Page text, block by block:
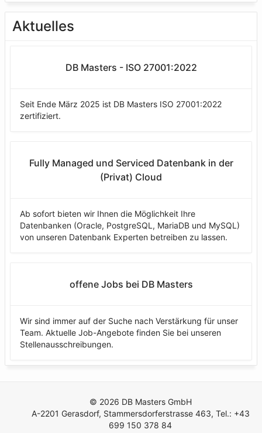
Aktuelles
DB Masters - ISO 27001:2022
Seit Ende März 2025 ist DB Masters ISO 27001:2022
zertifiziert.
Fully Managed und Serviced Datenbank in der
(Privat) Cloud
Ab sofort bieten wir Ihnen die Möglichkeit Ihre
Datenbanken (Oracle, PostgreSQL, MariaDB und MySQL)
von unseren Datenbank Experten betreiben zu lassen.
offene Jobs bei DB Masters
Wir sind immer auf der Suche nach Verstärkung für unser
Team. Aktuelle Job-Angebote finden Sie bei unseren
Stellenausschreibungen.
© 2026 DB Masters GmbH
A-2201 Gerasdorf, Stammersdorferstrasse 463, Tel.: +43
699 150 378 84